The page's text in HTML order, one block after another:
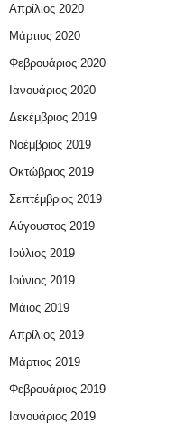
Απρίλιος 2020
Μάρτιος 2020
Φεβρουάριος 2020
Ιανουάριος 2020
Δεκέμβριος 2019
Νοέμβριος 2019
Οκτώβριος 2019
Σεπτέμβριος 2019
Αύγουστος 2019
Ιούλιος 2019
Ιούνιος 2019
Μάιος 2019
Απρίλιος 2019
Μάρτιος 2019
Φεβρουάριος 2019
Ιανουάριος 2019